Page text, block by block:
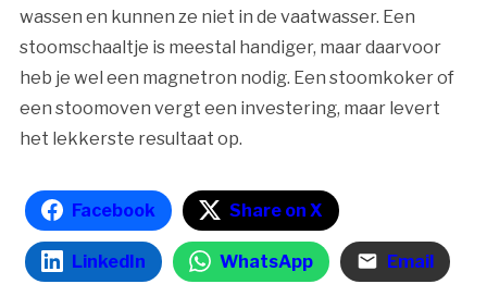
wassen en kunnen ze niet in de vaatwasser. Een
stoomschaaltje is meestal handiger, maar daarvoor
heb je wel een magnetron nodig. Een stoomkoker of
een stoomoven vergt een investering, maar levert
het lekkerste resultaat op.
Facebook Share on X
LinkedIn WhatsApp Email